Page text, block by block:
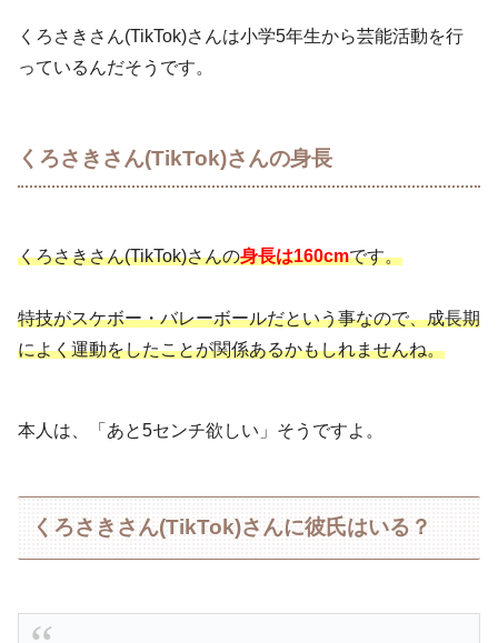
くろさきさん(TikTok)さんは小学5年生から芸能活動を行
っているんだそうです。
くろさきさん(TikTok)さんの身長
くろさきさん(TikTok)さんの身長は160cmです。
特技がスケボー・バレーボールだという事なので、成長期
によく運動をしたことが関係あるかもしれませんね。
本人は、「あと5センチ欲しい」そうですよ。
くろさきさん(TikTok)さんに彼氏はいる？